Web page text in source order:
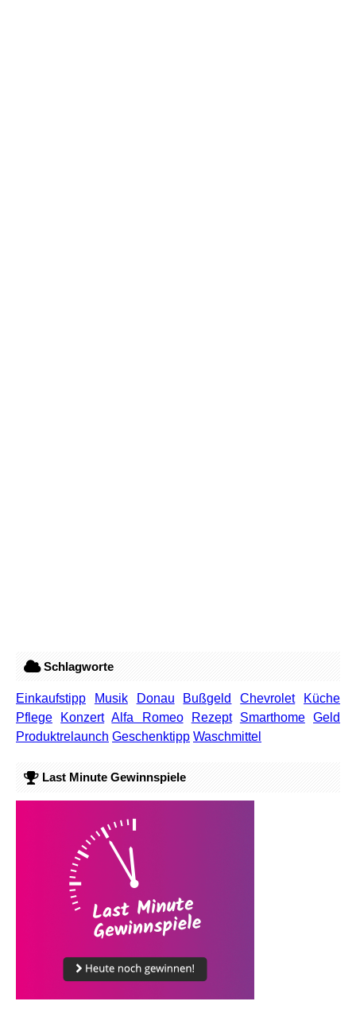
Schlagworte
Einkaufstipp Musik Donau Bußgeld Chevrolet
Küche
Pflege
Konzert Alfa Romeo Rezept Smarthome Geld
Produktrelaunch Geschenktipp Waschmittel
Last Minute Gewinnspiele